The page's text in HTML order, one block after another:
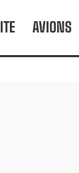
AVIONS